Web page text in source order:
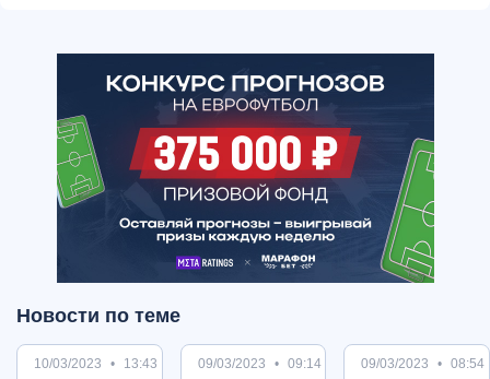
Новости по теме
10/03/2023 13:43 09/03/2023 09:14 09/03/2023 08:54